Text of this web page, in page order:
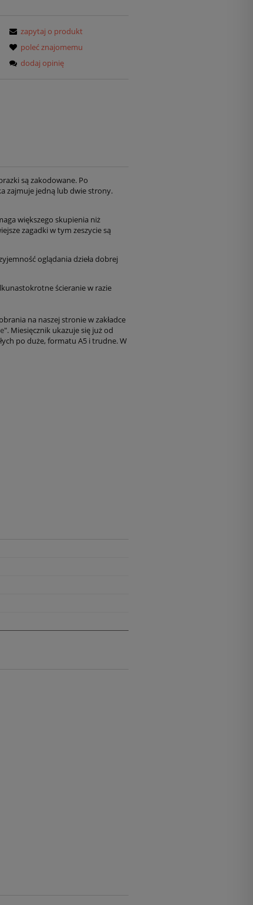
zapytaj o produkt
poleć znajomemu
dodaj opinię
są zakodowane. Po
zajmuje jedną lub dwie strony.
większego skupienia niż
zagadki w tym zeszycie są
oglądania dzieła dobrej
ścieranie w razie
na naszej stronie w zakładce
". Miesięcznik ukazuje się już od
po duże, formatu A5 i trudne. W